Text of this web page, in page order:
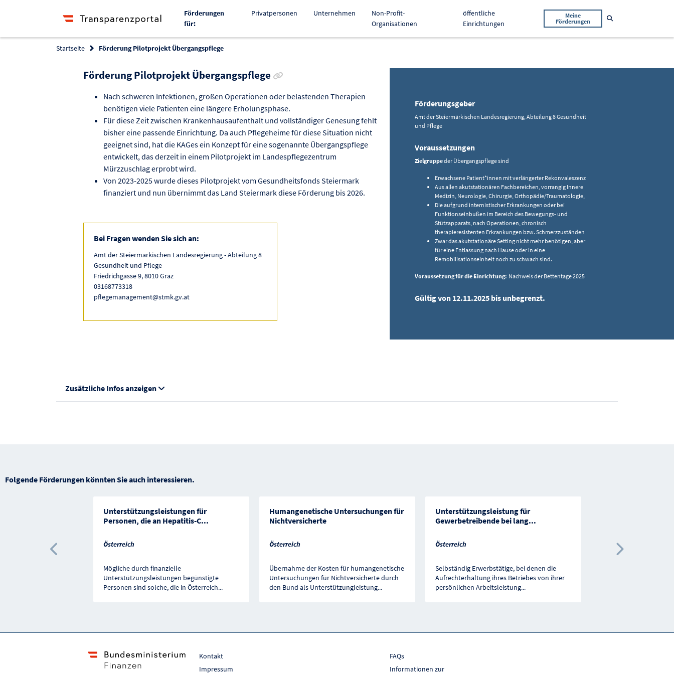
Förderungen
für:
Privatpersonen Unternehmen
Non-Profit-
Organisationen
öffentliche
Einrichtungen
Meine
Förderungen
Startseite Förderung Pilotprojekt Übergangspflege
Förderung Pilotprojekt Übergangspflege Link zur Förderung kopieren
Nach schweren Infektionen, großen Operationen oder belastenden Therapien
benötigen viele Patienten eine längere Erholungsphase.
Für diese Zeit zwischen Krankenhausaufenthalt und vollständiger Genesung fehlt
bisher eine passende Einrichtung. Da auch Pflegeheime für diese Situation nicht
geeignet sind, hat die KAGes ein Konzept für eine sogenannte Übergangspflege
entwickelt, das derzeit in einem Pilotprojekt im Landespflegezentrum
Mürzzuschlag erprobt wird.
Von 2023-2025 wurde dieses Pilotprojekt vom Gesundheitsfonds Steiermark
finanziert und nun übernimmt das Land Steiermark diese Förderung bis 2026.
Bei Fragen wenden Sie sich an:
Amt der Steiermärkischen Landesregierung - Abteilung 8
Gesundheit und Pflege
Friedrichgasse 9, 8010 Graz
03168773318
pflegemanagement@stmk.gv.at
Förderungsgeber
Amt der Steiermärkischen Landesregierung, Abteilung 8 Gesundheit
und Pflege
Voraussetzungen
Zielgruppeder Übergangspflege sind
Erwachsene Patient*innen mit verlängerter Rekonvaleszenz
Aus allen akutstationären Fachbereichen, vorrangig Innere
Medizin, Neurologie, Chirurgie, Orthopädie/Traumatologie,
Die aufgrund internistischer Erkrankungen oder bei
Funktionseinbußen im Bereich des Bewegungs- und
Stützapparats, nach Operationen, chronisch
therapieresistenten Erkrankungen bzw. Schmerzzuständen
Zwar das akutstationäre Setting nicht mehr benötigen, aber
für eine Entlassung nach Hause oder in eine
Remobilisationseinheit noch zu schwach sind.
Voraussetzung für die Einrichtung: Nachweis der Bettentage 2025
Gültig von 12.11.2025 bis unbegrenzt.
Zusätzliche Infos anzeigen
Folgende Förderungen könnten Sie auch interessieren.
Unterstützungsleistungen für
Personen, die an Hepatitis-C...
Österreich
Mögliche durch finanzielle
Unterstützungsleistungen begünstigte
Personen sind solche, die in Österreich...
Humangenetische Untersuchungen für
Nichtversicherte
Österreich
Übernahme der Kosten für humangenetische
Untersuchungen für Nichtversicherte durch
den Bund als Unterstützungleistung...
Unterstützungsleistung für
Gewerbetreibende bei lang...
Österreich
Selbständig Erwerbstätige, bei denen die
Aufrechterhaltung ihres Betriebes von ihrer
persönlichen Arbeitsleistung...
Österreich
Vorherige Förderung Nächste
Kontakt
Impressum
FAQs
Informationen zur